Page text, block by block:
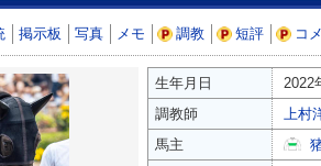
掲示板 写真 メモ 調教 短評 コ
生年月日
2022
調教師
上村
馬主